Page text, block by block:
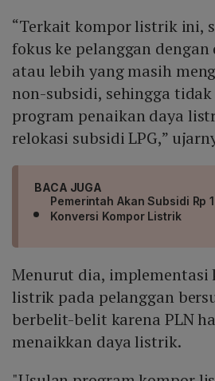
“Terkait kompor listrik ini,
fokus ke pelanggan dengan
atau lebih yang masih
non-subsidi, sehingga
program penaikan daya
relokasi subsidi LPG,”
BACA JUGA
Pemerintah Akan Subsidi Rp
Konversi Kompor Listrik
Menurut dia, implementasi
listrik pada pelanggan
berbelit-belit karena PLN
menaikkan daya listrik.